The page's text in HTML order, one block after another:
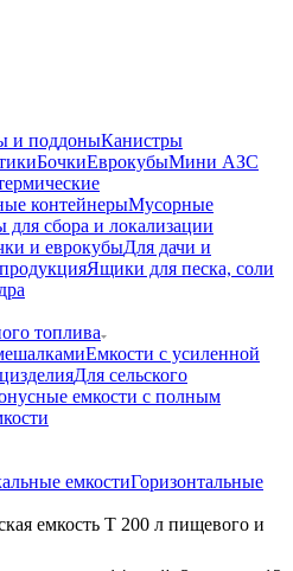
и поддоныКанистры
БочкиЕврокубыМини АЗС
контейнерыМусорные
сбора и локализации
и еврокубыДля дачи и
Ящики для песка, соли
топлива
Емкости с усиленной
Для сельского
емкости с полным
емкостиГоризонтальные
емкость T 200 л пищевого и